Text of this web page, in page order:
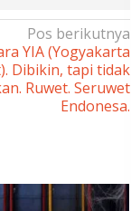
Pos berikutnya
YIA (Yogyakarta
Dibikin, tapi tidak
Ruwet. Seruwet
Endonesa.